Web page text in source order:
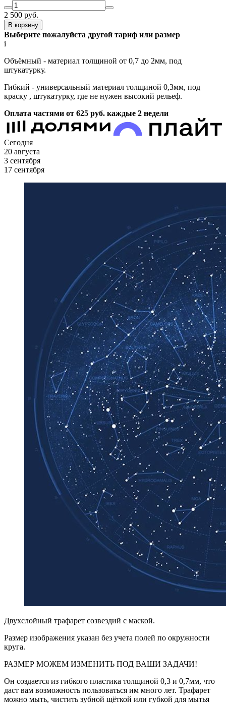
2 500 руб.
В корзину
Выберите пожалуйста другой тариф или размер
i
Объёмный - материал толщиной от 0,7 до 2мм, под
штукатурку.
Гибкий - универсальный материал толщиной 0,3мм, под
краску , штукатурку, где не нужен высокий рельеф.
Оплата частями от 625 руб. каждые 2 недели
Сегодня
20 августа
3 сентября
17 сентября
Двухслойный трафарет созвездий с маской.
Размер изображения указан без учета полей по окружности
круга.
РАЗМЕР МОЖЕМ ИЗМЕНИТЬ ПОД ВАШИ ЗАДАЧИ!
Он создается из гибкого пластика толщиной 0,3 и 0,7мм, что
даст вам возможность пользоваться им много лет. Трафарет
можно мыть, чистить зубной щёткой или губкой для мытья